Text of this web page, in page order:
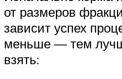
от размеров
зависит успех
меньше — тем
взять: